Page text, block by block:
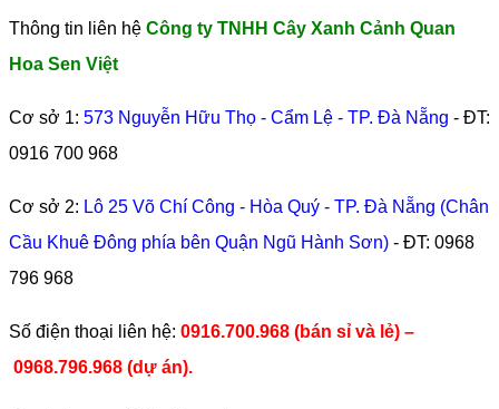
Thông tin liên hệ Công ty TNHH Cây Xanh Cảnh Quan
Hoa Sen Việt
Cơ sở 1: 573 Nguyễn Hữu Thọ - Cẩm Lệ - TP. Đà Nẵng - ĐT:
0916 700 968
Cơ sở 2: Lô 25 Võ Chí Công - Hòa Quý - TP. Đà Nẵng (Chân
Cầu Khuê Đông phía bên Quận Ngũ Hành Sơn) - ĐT: 0968
796 968
​Số điện thoại liên hệ: 0916.700.968 (bán sỉ và lẻ) –
0968.796.968 (dự án).